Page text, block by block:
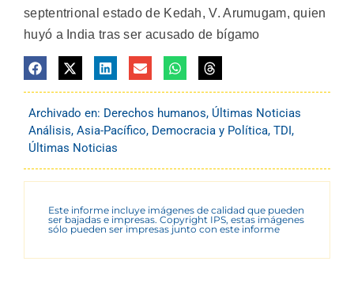
septentrional estado de Kedah, V. Arumugam, quien
huyó a India tras ser acusado de bígamo
Archivado en: Derechos humanos, Últimas Noticias
Análisis, Asia-Pacífico, Democracia y Política, TDI,
Últimas Noticias
Este informe incluye imágenes de calidad que pueden
ser bajadas e impresas. Copyright IPS, estas imágenes
sólo pueden ser impresas junto con este informe